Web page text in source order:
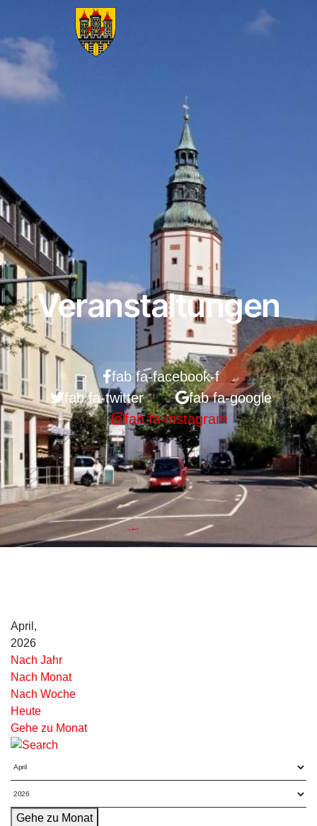
Veranstaltungen
fab fa-facebook-f
fab fa-twitter
fab fa-google
fab fa-instagram
April,
2026
Nach Jahr
Nach Monat
Nach Woche
Heute
Gehe zu Monat
Gehe zu Monat